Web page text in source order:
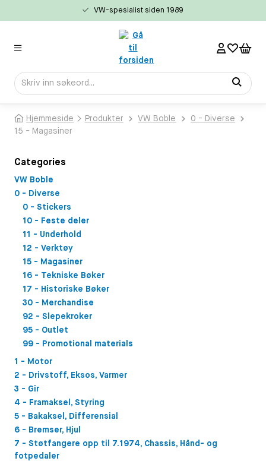
VW-spesialist siden 1989
Hjemmeside Produkter VW Boble
0 - Diverse
15 - Magasiner
Categories
VW Boble
0 - Diverse
0 - Stickers
10 - Feste deler
11 - Underhold
12 - Verktøy
15 - Magasiner
16 - Tekniske Bøker
17 - Historiske Bøker
30 - Merchandise
92 - Slepekroker
95 - Outlet
99 - Promotional materials
1 - Motor
2 - Drivstoff, Eksos, Varmer
3 - Gir
4 - Framaksel, Styring
5 - Bakaksel, Differensial
6 - Bremser, Hjul
7 - Støtfangere opp til 7.1974, Chassis, Hånd- og
fotpedaler